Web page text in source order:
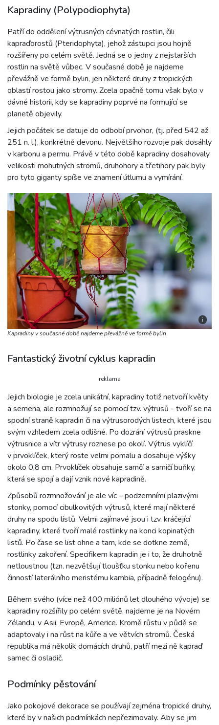
Kapradiny (Polypodiophyta)
Patří do oddělení výtrusných cévnatých rostlin, čili
kapraďorostů (Pteridophyta), jehož zástupci jsou hojně
rozšířeny po celém světě. Jedná se o jedny z nejstarších
rostlin na světě vůbec. V současné době je najdeme
převážně ve formě bylin, jen některé druhy z tropických
oblastí rostou jako stromy. Zcela opačně tomu však bylo v
dávné historii, kdy se kapradiny poprvé na formující se
planetě objevily.
Jejich počátek se datuje do odbobí prvohor, (tj. před 542 až
251 n. l.), konkrétně devonu. Největšího rozvoje pak dosáhly
v karbonu a permu. Právě v této době kapradiny dosahovaly
velikosti mohutných stromů, druhohory a třetihory pak byly
pro tyto giganty spíše ve znamení útlumu a vymírání.
i
Kapradiny v současné době najdeme převážně ve formě bylin
Fantastický životní cyklus kapradin
reklama
Jejich biologie je zcela unikátní, kapradiny totiž netvoří květy
a semena, ale rozmnožují se pomocí tzv. výtrusů - tvoří se na
spodní straně kapradin či na výtrusorodých listech, které jsou
svým vzhledem zcela odlišné. Po dozrání výtrusů praskne
výtrusnice a vítr výtrusy roznese po okolí. Výtrus vyklíčí
v prvoklíček, který roste velmi pomalu a dosahuje výšky
okolo 0,8 cm. Prvoklíček obsahuje samčí a samičí buňky,
která se spojí a dají vznik nové kapradině.
Způsobů rozmnožování je ale víc – podzemními plazivými
stonky, pomocí cibulkovitých výtrusů, které mají některé
druhy na spodu listů. Velmi zajímavé jsou i tzv. kráčející
kapradiny, které tvoří malé rostlinky na konci kopinatých
listů. Po čase se list ohne a tam, kde se dotkne země,
rostlinky zakoření. Specifikem kapradin je i to, že druhotně
netloustnou (tzn. nezvětšují tloušťku stonku nebo kořenu
činností laterálního meristému kambia, případně felogénu).
Během svého (více než 400 miliónů let dlouhého vývoje) se
kapradiny rozšířily po celém světě, najdeme je na Novém
Zélandu, v Asii, Evropě, Americe. Kromě růstu v půdě se
adaptovaly i na růst na kůře a ve větvích stromů. Česká
republika má několik domácích druhů, patří mezi ně kapraď
samec či osladič.
Podmínky pěstování
Jako pokojové dekorace se používají zejména tropické druhy,
které by v našich podmínkách nepřezimovaly. Aby se jim